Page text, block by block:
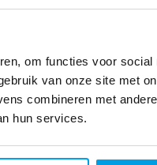
om functies voor social
van onze site met
combineren met
hun services.